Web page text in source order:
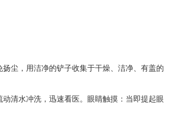
尘，用洁净的铲子收集于干燥、洁净、有盖的
清水冲洗，迅速看医。眼睛触摸：当即提起眼